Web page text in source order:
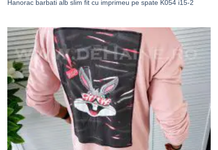
Hanorac barbati alb slim fit cu imprimeu pe spate K054 i15-2